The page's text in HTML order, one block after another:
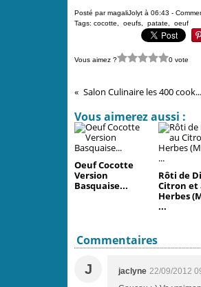
Posté par magaliJolyt à 06:43 -
Tags: cocotte oeufs patate oeuf
Vous aimez ? 0 vote
Salon Culinaire les 400 cook...
Vous aimerez aussi :
Oeuf Cocotte
Version
Basquaise...
Rôti de
Citron et
Herbes
...
Commentaires
J
jaclyne 22/09/2012